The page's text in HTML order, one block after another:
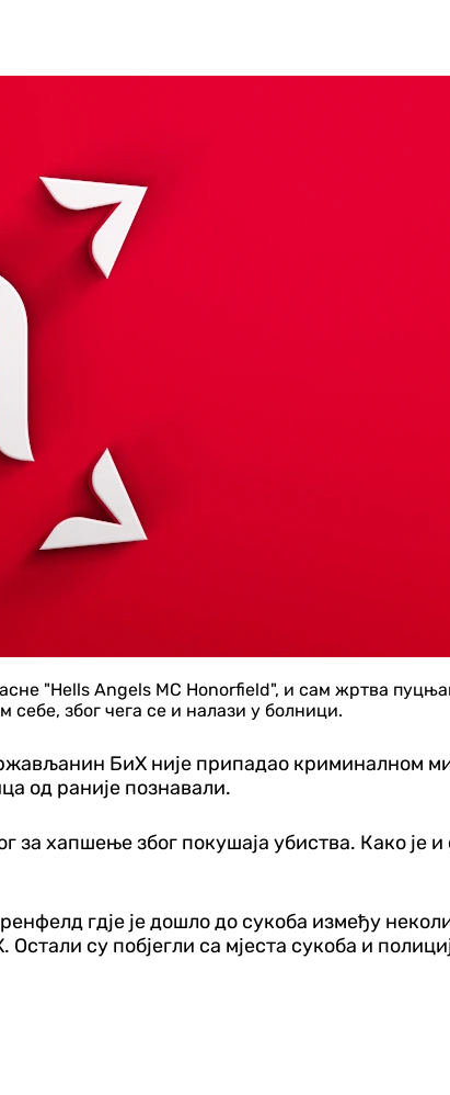
"Hells Angels MC Honorfield", и сам жртва
себе, због чега се и налази у болници.
БиХ није припадао криминалном
од раније познавали.
за хапшење због покушаја убиства. Како је
гд‌је је дошло до сукоба између
су побјегли са мјеста сукоба и